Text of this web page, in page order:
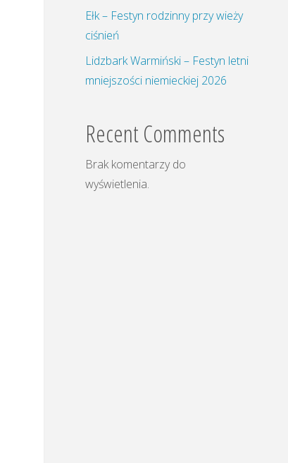
Ełk – Festyn rodzinny przy wieży
ciśnień
Lidzbark Warmiński – Festyn letni
mniejszości niemieckiej 2026
Recent Comments
Brak komentarzy do
wyświetlenia.